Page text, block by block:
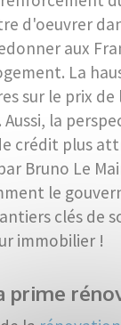
d'oeuvrer
aux
La
sur le prix
la
crédit plus
Bruno Le
le
clés de
immobilier !
prime
paie les